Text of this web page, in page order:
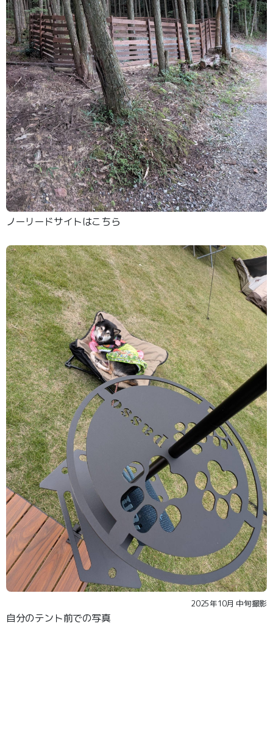
ノーリードサイトはこちら
2025年10月 中旬撮影
自分のテント前での写真